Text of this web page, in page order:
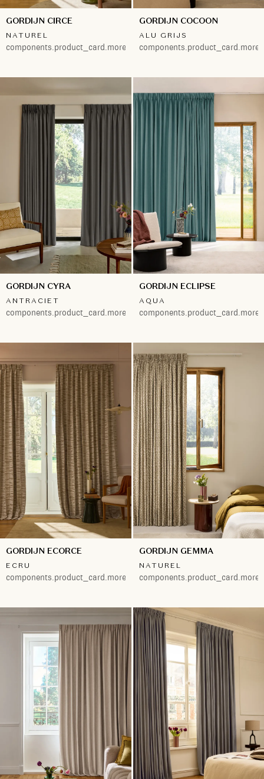
GORDIJN CIRCE
NATUREL
components.product_card.more.both
GORDIJN COCOON
ALU GRIJS
GORDIJN CYRA
ANTRACIET
components.product_card.more.both
GORDIJN ECLIPSE
AQUA
GORDIJN ECORCE
ECRU
components.product_card.more.both
GORDIJN GEMMA
NATUREL